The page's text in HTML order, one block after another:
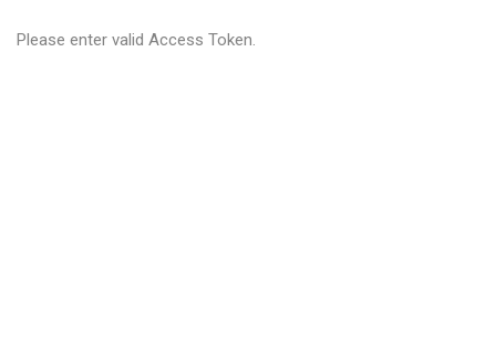
Please enter valid Access Token.